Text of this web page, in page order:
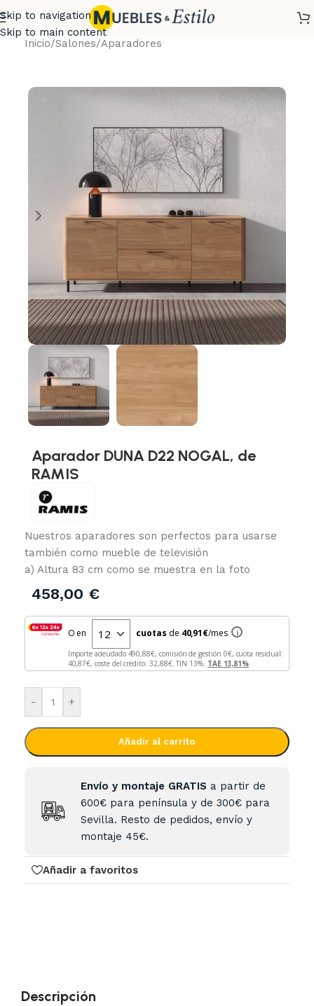
Skip to navigation
Skip to main content
Inicio/Salones/Aparadores
Aparador DUNA D22 NOGAL, de
RAMIS
Nuestros aparadores son perfectos para usarse
también como mueble de televisión
a) Altura 83 cm como se muestra en la foto
458,00 €
O en cuotas de 40,91€/mes i
Importe adeudado 490,88 €, comisión de gestión 0
€, cuota residual:
40,87
€, coste del crédito: 32,88€. TIN 13%. TAE 13,81%
- +
Añadir al carrito
Envío y montaje GRATIS a partir de
600€ para península y de 300€ para
Sevilla. Resto de pedidos, envío y
montaje 45€.
Añadir a favoritos
Descripción